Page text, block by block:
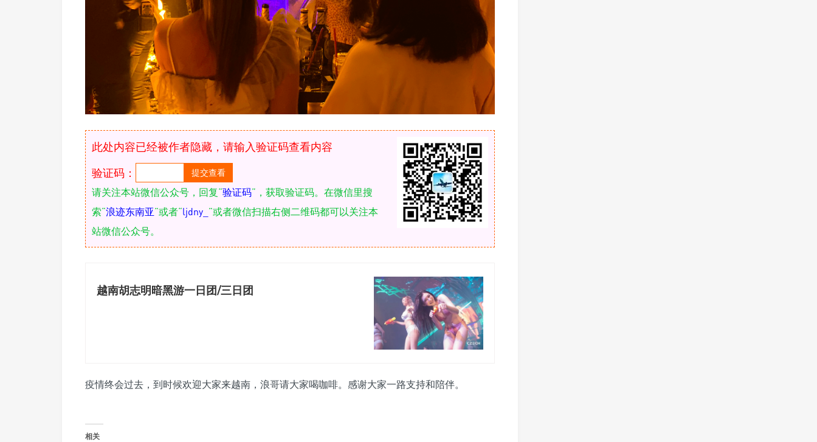
此处内容已经被作者隐藏，请输入验证码查看内容
验证码：
请关注本站微信公众号，回复“验证码”，获取验证码。在微信里搜
索“浪迹东南亚”或者“ljdny_ ”或者微信扫描右侧二维码都可以关注本
站微信公众号。
越南胡志明暗黑游一日团/三日团
疫情终会过去，到时候欢迎大家来越南，浪哥请大家喝咖啡。感谢大家一路支持和陪伴。
相关